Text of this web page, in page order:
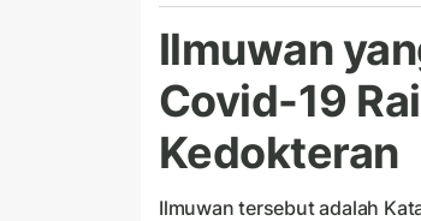
Ilmuwan
Covid-19
Kedokteran
Ilmuwan tersebut adalah